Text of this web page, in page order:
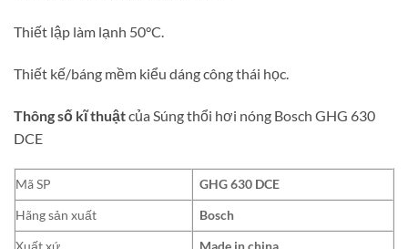
Thiết lập làm lạnh 50°C.
Thiết kế/báng mềm kiểu dáng công thái học.
Thông số kĩ thuậtcủa Súng thổi hơi nóng Bosch GHG 630
DCE
Mã SP
GHG 630 DCE
Hãng sản xuất
Bosch